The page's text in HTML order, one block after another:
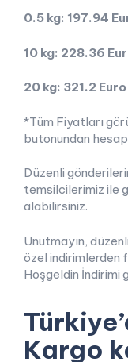
0.5 kg: 197.94
10 kg: 228.36
20 kg: 321.2 Euro
*Tüm Fiyatları
butonundan
Düzenli
temsilcilerimiz ile
alabilirsiniz.
Unutmayın,
özel indirimlerden
Hoşgeldin İndirimi
Kargo